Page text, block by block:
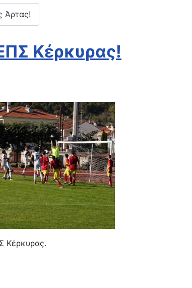
Άρτας!
Κέρκυρας!
Κέρκυρας.